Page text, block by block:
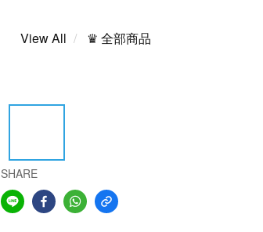
View All ♛ 全部商品
SHARE